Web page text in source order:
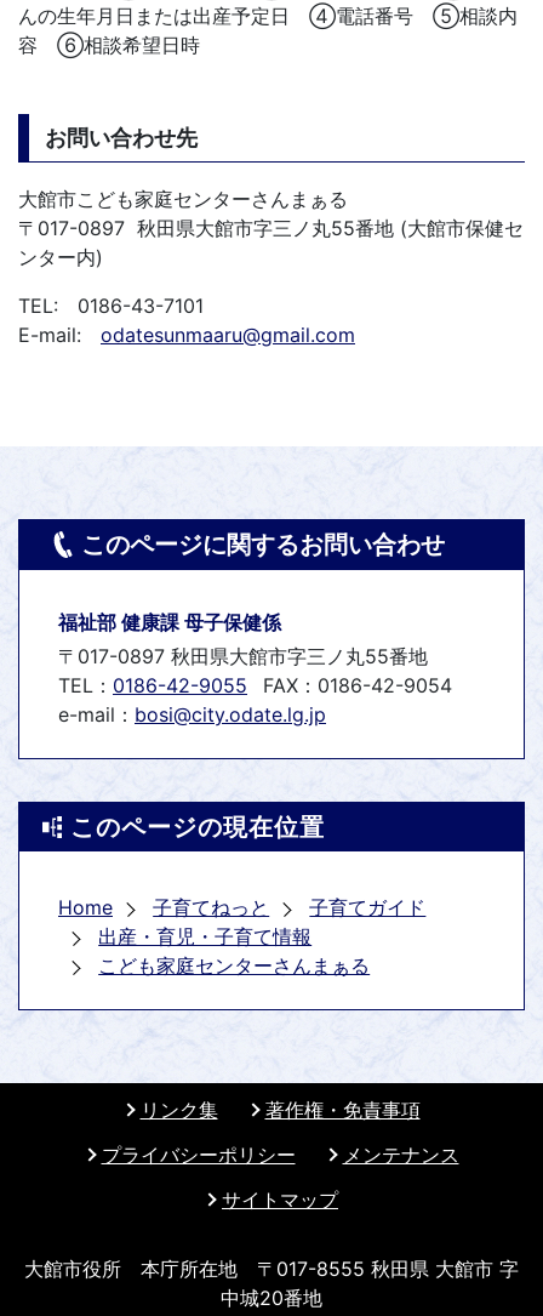
んの生年月日または出産予定日 ④電話番号 ⑤相談内
容 ⑥相談希望日時
お問い合わせ先
大館市こども家庭センターさんまぁる
〒017-0897 秋田県大館市字三ノ丸55番地 (大館市保健セ
ンター内)
TEL: 0186-43-7101
E-mail: odatesunmaaru@gmail.com
このページに関するお問い合わせ
福祉部 健康課 母子保健係
〒017-0897 秋田県大館市字三ノ丸55番地
TEL： 0186-42-9055
FAX：0186-42-9054
e-mail： bosi@city.odate.lg.jp
このページの現在位置
Home 子育てねっと
子育てガイド
出産・育児・子育て情報
こども家庭センターさんまぁる
リンク集
著作権・免責事項
プライバシーポリシー
メンテナンス
サイトマップ
大館市役所 本庁所在地 〒017-8555 秋田県 大館市 字
中城20番地